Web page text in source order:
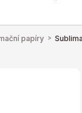
papíry >